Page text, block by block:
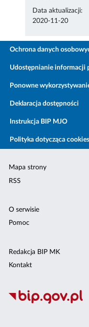
Data aktualizacji:
2020-11-20
Ochrona danych
Udostępnianie informacji
Ponowne
Deklaracja dostępności
Instrukcja BIP MJO
Polityka dotycząca
Mapa strony
RSS
O serwisie
Pomoc
Redakcja BIP MK
Kontakt